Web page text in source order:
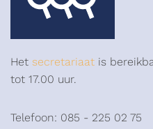
Het secretariaat is
tot 17.00 uur.
Telefoon: 085 - 225 02 75